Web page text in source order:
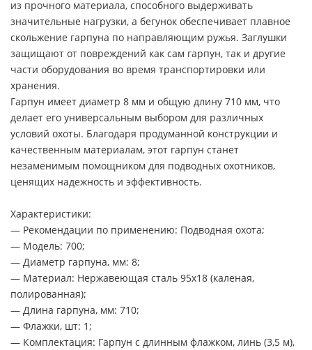
из прочного материала, способного выдерживать
значительные нагрузки, а бегунок обеспечивает плавное
скольжение гарпуна по направляющим ружья. Заглушки
защищают от повреждений как сам гарпун, так и другие
части оборудования во время транспортировки или
хранения.
Гарпун имеет диаметр 8 мм и общую длину 710 мм, что
делает его универсальным выбором для различных
условий охоты. Благодаря продуманной конструкции и
качественным материалам, этот гарпун станет
незаменимым помощником для подводных охотников,
ценящих надежность и эффективность.
Характеристики:
— Рекомендации по применению: Подводная охота;
— Модель: 700;
— Диаметр гарпуна, мм: 8;
— Материал: Нержавеющая сталь 95х18 (каленая,
полированная);
— Длина гарпуна, мм: 710;
— Флажки, шт: 1;
— Комплектация: Гарпун с длинным флажком, линь (3,5 м),